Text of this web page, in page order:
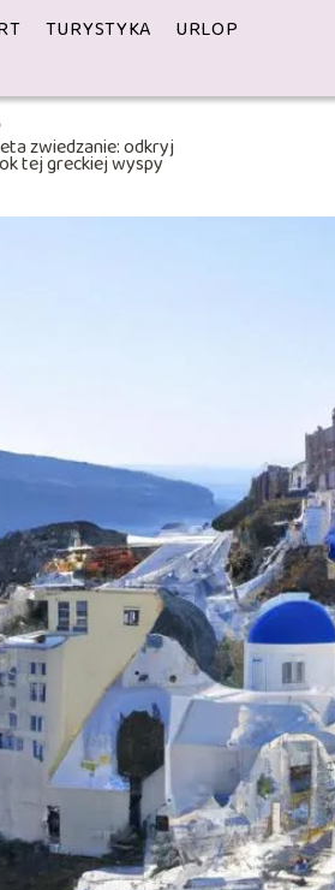
TURYSTYKA URLOP
zwiedzanie: odkryj
tej greckiej wyspy